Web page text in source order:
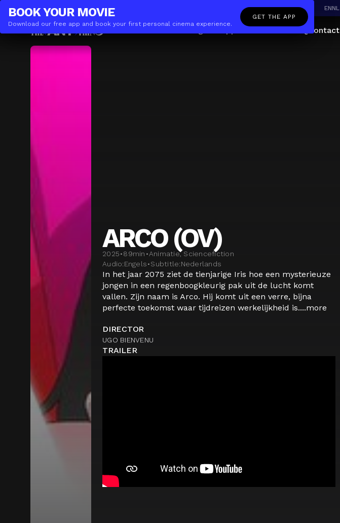
THE(ANY)THING BUSINESS ENNL
Movies Locations The App Contact
BOOK YOUR MOVIE
Download our free app and book your first personal cinema experience.
GET THE APP
ARCO (OV)
2025•89min •Animatie, Sciencefiction
Audio:Engels•Subtitle:Nederlands
In het jaar 2075 ziet de tienjarige Iris hoe een mysterieuze
jongen in een regenboogkleurig pak uit de lucht komt
vallen. Zijn naam is Arco. Hij komt uit een verre, bijna
perfecte toekomst waar tijdreizen werkelijkheid is....more
DIRECTOR
UGO BIENVENU
TRAILER